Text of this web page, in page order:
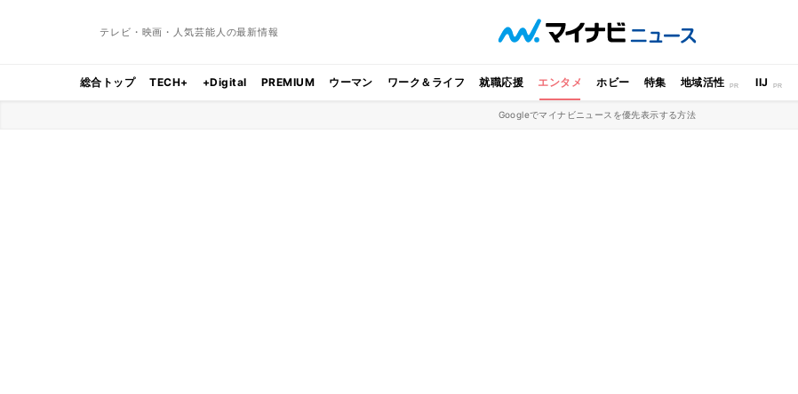
テレビ・映画・人気芸能人の最新情報
総合トップ TECH+ +Digital PREMIUM ウーマン ワーク＆ライフ 就職応援 エンタメ ホビー 特集 地域活性 IIJ
Googleでマイナビニュースを優先表示する方法